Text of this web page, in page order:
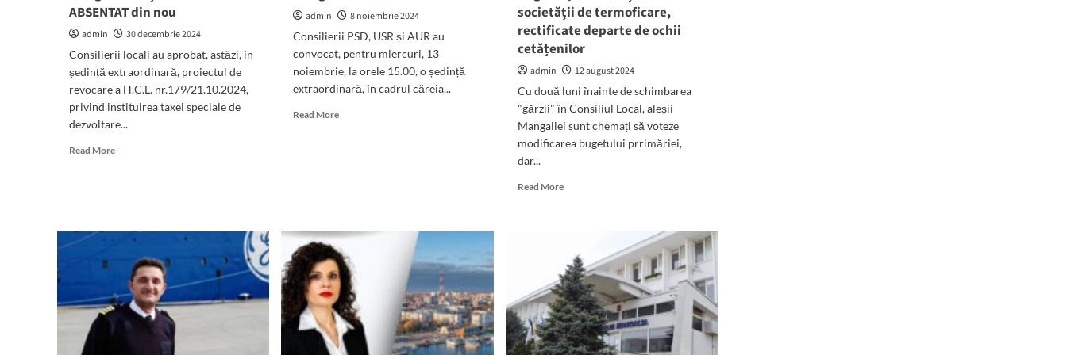
zi
ședinței
Consiliului
Local
ABSENTAT din nou
admin
30 decembrie 2024
Consilierii locali au aprobat, astăzi, în
ședință extraordinară, proiectul de
revocare a H.C.L. nr.179/21.10.2024,
privind instituirea taxei speciale de
dezvoltare...
Read MoreRead
taxele
speciale
de
la
Mangalia.
admin
8 noiembrie 2024
Consilierii PSD, USR și AUR au
convocat, pentru miercuri, 13
noiembrie, la orele 15.00, o ședință
extraordinară, în cadrul căreia...
Read MoreRead
a
noului
Consiliu
Local
Mangalia
societății de termoficare,
rectificate departe de ochii
cetățenilor
admin
12 august 2024
Cu două luni înainte de schimbarea
"gărzii" în Consiliul Local, aleșii
Mangaliei sunt chemați să voteze
modificarea bugetului prrimăriei,
dar...
Read MoreRead
Local
Mangalia
se
„țin”
doar
online.
Bugetul